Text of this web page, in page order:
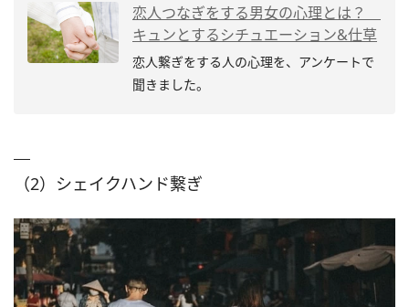
恋人つなぎをする男女の心理とは？
キュンとするシチュエーション&仕草
恋人繋ぎをする人の心理を、アンケートで
聞きました。
（2）シェイクハンド繋ぎ